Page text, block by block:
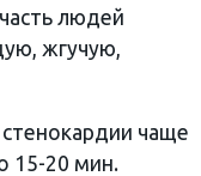
людей
жгучую,
чаще
15-20 мин.